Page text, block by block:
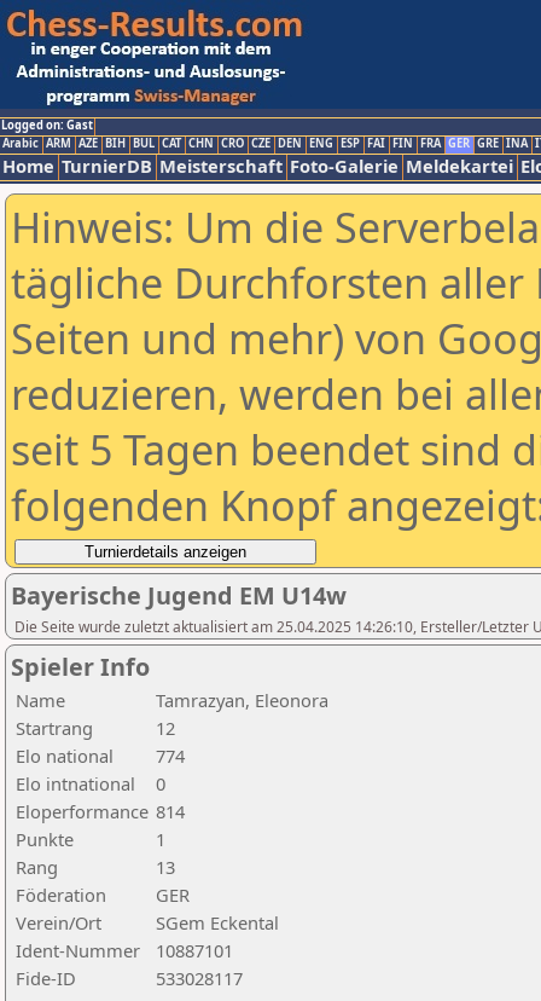
Logged on: Gast
Arabic ARM AZE BIH BUL CAT CHN CRO CZE DEN ENG ESP FAI FIN FRA GER GRE INA
Home TurnierDB Meisterschaft Foto-Galerie Meldekartei
Hinweis: Um die
tägliche Durchforsten aller
Seiten und mehr) von
reduzieren, werden bei
seit 5 Tagen beendet sind
folgenden Knopf
Bayerische Jugend EM U14w
Die Seite wurde zuletzt aktualisiert am 25.04.2025 14:26:10, Ersteller/Letzter
Spieler Info
Name
Tamrazyan, Eleonora
Startrang
12
Elo national
774
Elo intnational
0
Eloperformance 814
Punkte
1
Rang
13
Föderation
GER
Verein/Ort
SGem Eckental
Ident-Nummer
10887101
Fide-ID
533028117